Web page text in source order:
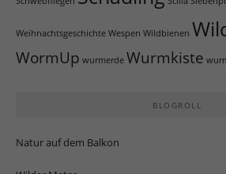
Weihnachtsgeschichte Wespen Wildbienen
WormUp wurmerde Wurmkiste
BLOGROLL
Natur auf dem Balkon